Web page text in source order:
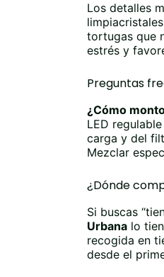
Los detalles
tortugas que
estrés y
Preguntas
¿Cómo
LED
carga y del
Mezclar
¿Dónde
Si buscas
Urbana lo
recogida en
desde el